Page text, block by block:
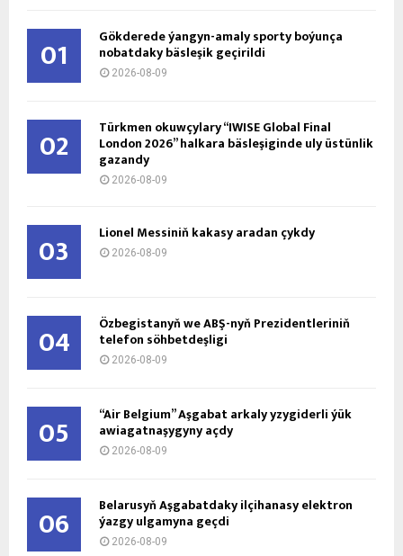
01 Gökderede ýangyn-amaly sporty boýunça
nobatdaky bäsleşik geçirildi
2026-08-09
02 Türkmen okuwçylary “IWISE Global Final
London 2026” halkara bäsleşiginde uly üstünlik
gazandy
2026-08-09
03 Lionel Messiniň kakasy aradan çykdy
2026-08-09
04 Özbegistanyň we ABŞ-nyň Prezidentleriniň
telefon söhbetdeşligi
2026-08-09
05 “Air Belgium” Aşgabat arkaly yzygiderli ýük
awiagatnaşygyny açdy
2026-08-09
06 Belarusyň Aşgabatdaky ilçihanasy elektron
ýazgy ulgamyna geçdi
2026-08-09